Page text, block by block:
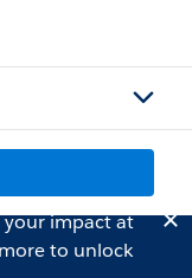
impact at
to unlock